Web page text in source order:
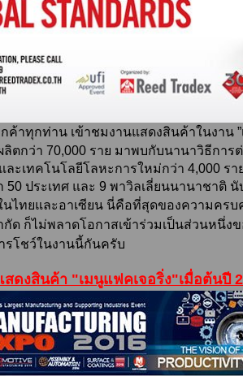
กท่าน เข้าชมงานแสดงสินค้าในงาน ”
ตกว่า 70,000 ราย มาพบกับนานาวิธีกา
ละเทคโนโลยีโลหะการใหม่กว่า 4,000 ร
50 ประเทศ และ 9 พาวิลเลี่ยนนานาชาติ
นไทยและอาเซียน นี่คือที่สุดของความคร
กัด ก็ไม่พลาดโอกาสเข้าร่วมเป็นส่วนหนึ่ง
รโชว์ในงานนี้กันครับ
สดงสินค้า "เมนูแฟคเจอริ่ง"เมื่อต้นปี